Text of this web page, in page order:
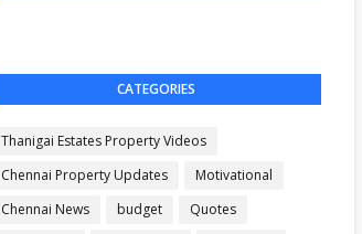
CATEGORIES
Thanigai Estates Property Videos
Chennai Property Updates
Motivational
Chennai News
budget
Quotes